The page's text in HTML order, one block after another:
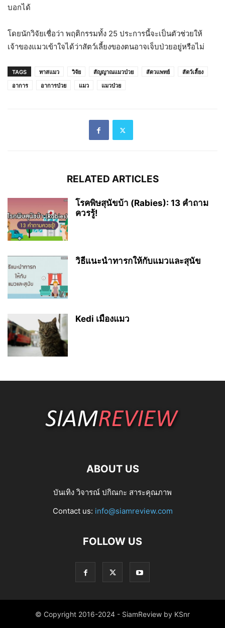
บอกได้
โดยนักวิจัยเชื่อว่า พฤติกรรมทั้ง 25 ประการนี้จะเป็นตัวช่วยให้
เจ้าของแมวเข้าใจได้ว่าสัตว์เลี้ยงของตนอาจเจ็บป่วยอยู่หรือไม่
TAGS ทาสแมว วิจัย สัญญาณแมวป่วย สัตวแพทย์
สัตว์เลี้ยง
อาการ
อาการป่วย แมว แมวป่วย
RELATED ARTICLES
โรคพิษสุนัขบ้า (Rabies): 13 คำถาม
ควรรู้!
วิธีแนะนำทารกให้กับแมวและสุนัข
Kedi เมืองแมว
ABOUT US
บันเทิง วิจารณ์ ปกิณกะ สาระคุณภาพ
Contact us: info@siamreview.com
FOLLOW US
© Copyright 2016-2024 - SiamReview by KSnr